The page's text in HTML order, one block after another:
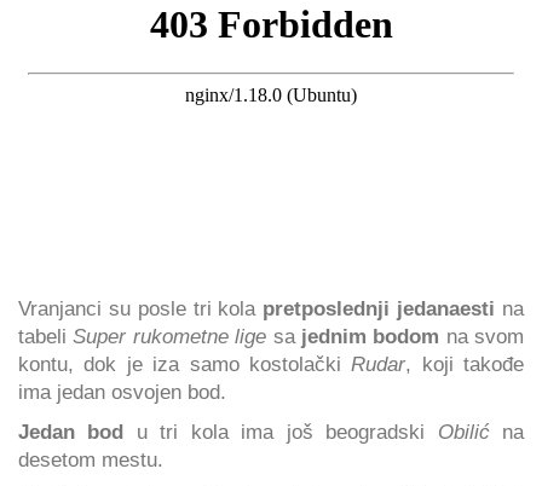
Vranjanci su posle tri kola pretposlednji jedanaesti na
tabeliSuper rukometne lige sa jednim bodom na svom
kontu, dok je iza samo kostolačkiRudar, koji takođe
ima jedan osvojen bod.
Jedan bod
u tri kola ima još beogradski Obilićna
desetom mestu.